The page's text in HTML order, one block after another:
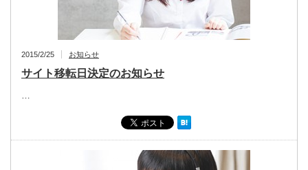
2015/2/25 お知らせ
サイト移転日決定のお知らせ
…